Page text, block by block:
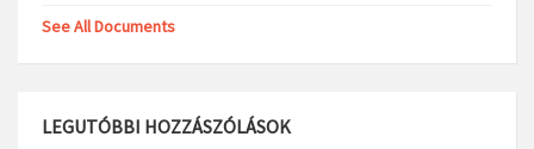
See All Documents
LEGUTÓBBI HOZZÁSZÓLÁSOK